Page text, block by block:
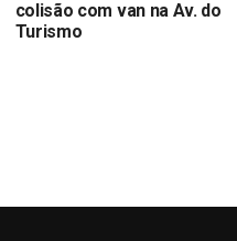
colisão com van na Av. do
Turismo